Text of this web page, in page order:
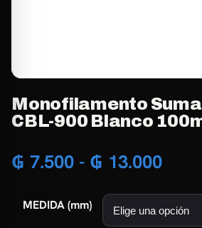
Monofilamento
CBL-900 Blanco
₲ 7.500 - ₲ 13.000Rango
de
MEDIDA (mm)